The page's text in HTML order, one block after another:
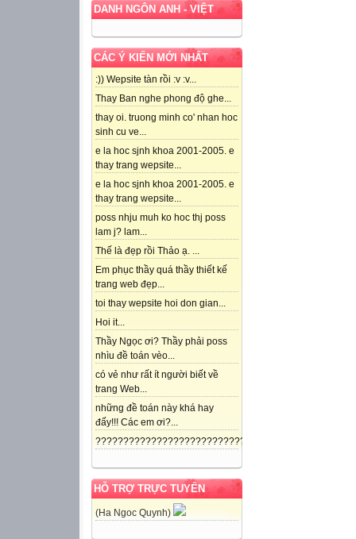
DANH NGÔN ANH - VIỆT
CÁC Ý KIẾN MỚI NHẤT
:)) Wepsite tàn rồi :v :v...
Thay Ban nghe phong độ ghe...
thay oi. truong minh co' nhan hoc
sinh cu ve...
e la hoc sjnh khoa 2001-2005. e
thay trang wepsite...
e la hoc sjnh khoa 2001-2005. e
thay trang wepsite...
poss nhju muh ko hoc thj poss
lam j? lam...
Thế là đẹp rồi Thảo ạ. ...
Em phục thầy quá thầy thiết kế
trang web đẹp...
toi thay wepsite hoi don gian...
Hoi it...
Thầy Ngọc ơi? Thầy phải poss
nhìu đề toán vèo...
có vẻ như rất ít người biết về
trang Web...
những đề toán này khá hay
đấy!!! Các em ơi?...
??????????????????????????????????????...
HỖ TRỢ TRỰC TUYẾN
(Ha Ngoc Quynh)